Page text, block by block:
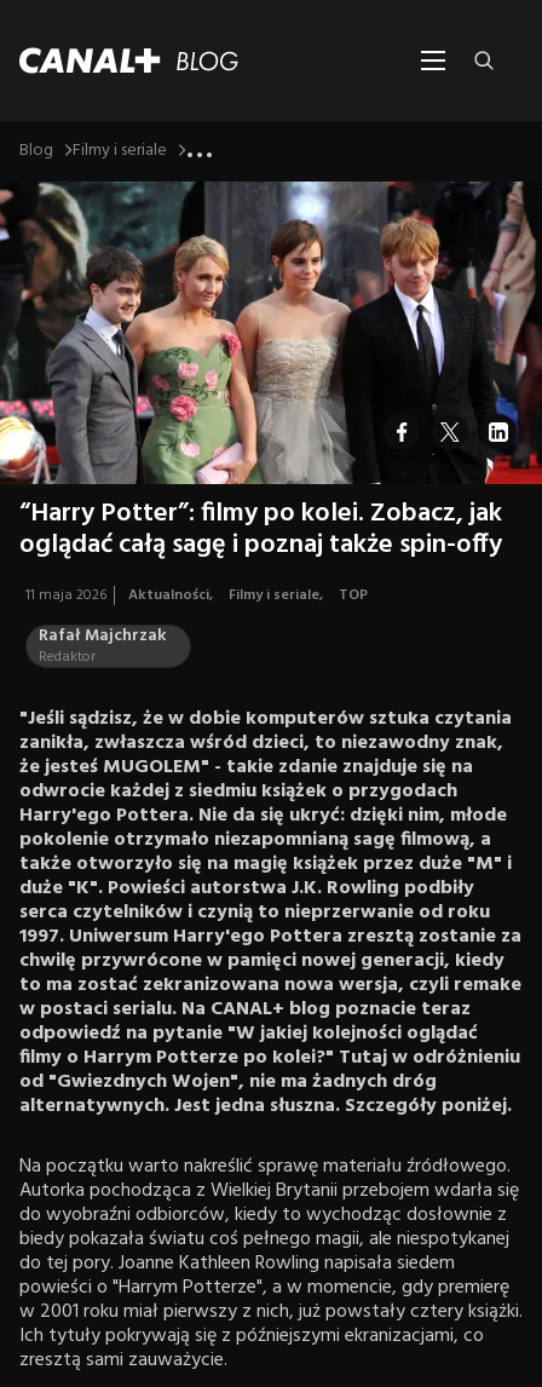
Blog Filmy i seriale ...
“Harry Potter”: filmy po kolei. Zobacz, jak
oglądać całą sagę i poznaj także spin-offy
11 maja 2026 Aktualności, Filmy i seriale, TOP
Rafał Majchrzak
Redaktor
"Jeśli sądzisz, że w dobie komputerów sztuka czytania
zanikła, zwłaszcza wśród dzieci, to niezawodny znak,
że jesteś MUGOLEM" - takie zdanie znajduje się na
odwrocie każdej z siedmiu książek o przygodach
Harry'ego Pottera. Nie da się ukryć: dzięki nim, młode
pokolenie otrzymało niezapomnianą sagę filmową, a
także otworzyło się na magię książek przez duże "M" i
duże "K". Powieści autorstwa J.K. Rowling podbiły
serca czytelników i czynią to nieprzerwanie od roku
1997. Uniwersum Harry'ego Pottera zresztą zostanie za
chwilę przywrócone w pamięci nowej generacji, kiedy
to ma zostać zekranizowana nowa wersja, czyli remake
w postaci serialu. Na CANAL+ blog poznacie teraz
odpowiedź na pytanie "W jakiej kolejności oglądać
filmy o Harrym Potterze po kolei?" Tutaj w odróżnieniu
od "Gwiezdnych Wojen", nie ma żadnych dróg
alternatywnych. Jest jedna słuszna. Szczegóły poniżej.
Na początku warto nakreślić sprawę materiału źródłowego.
Autorka pochodząca z Wielkiej Brytanii przebojem wdarła się
do wyobraźni odbiorców, kiedy to wychodząc dosłownie z
biedy pokazała światu coś pełnego magii, ale niespotykanej
do tej pory. Joanne Kathleen Rowling napisała siedem
powieści o "Harrym Potterze", a w momencie, gdy premierę
w 2001 roku miał pierwszy z nich, już powstały cztery książki.
Ich tytuły pokrywają się z późniejszymi ekranizacjami, co
zresztą sami zauważycie.